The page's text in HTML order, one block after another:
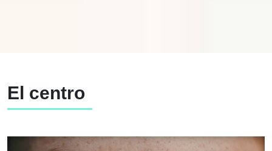
El centro